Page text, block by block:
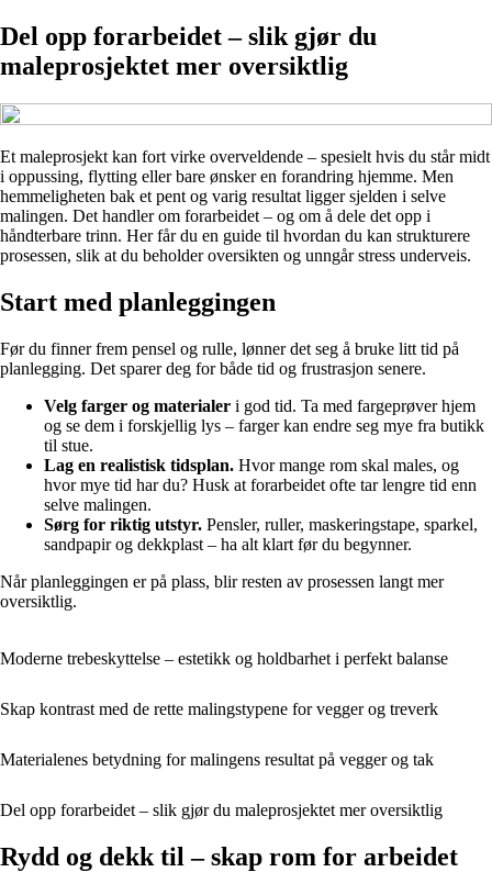
Del opp forarbeidet – slik gjør du
maleprosjektet mer oversiktlig
Et maleprosjekt kan fort virke overveldende – spesielt hvis du står midt
i oppussing, flytting eller bare ønsker en forandring hjemme. Men
hemmeligheten bak et pent og varig resultat ligger sjelden i selve
malingen. Det handler om forarbeidet – og om å dele det opp i
håndterbare trinn. Her får du en guide til hvordan du kan strukturere
prosessen, slik at du beholder oversikten og unngår stress underveis.
Start med planleggingen
Før du finner frem pensel og rulle, lønner det seg å bruke litt tid på
planlegging. Det sparer deg for både tid og frustrasjon senere.
Velg farger og materialer i god tid. Ta med fargeprøver hjem
og se dem i forskjellig lys – farger kan endre seg mye fra butikk
til stue.
Lag en realistisk tidsplan. Hvor mange rom skal males, og
hvor mye tid har du? Husk at forarbeidet ofte tar lengre tid enn
selve malingen.
Sørg for riktig utstyr. Pensler, ruller, maskeringstape, sparkel,
sandpapir og dekkplast – ha alt klart før du begynner.
Når planleggingen er på plass, blir resten av prosessen langt mer
oversiktlig.
Moderne trebeskyttelse – estetikk og holdbarhet i perfekt balanse
Skap kontrast med de rette malingstypene for vegger og treverk
Materialenes betydning for malingens resultat på vegger og tak
Del opp forarbeidet – slik gjør du maleprosjektet mer oversiktlig
Rydd og dekk til – skap rom for arbeidet